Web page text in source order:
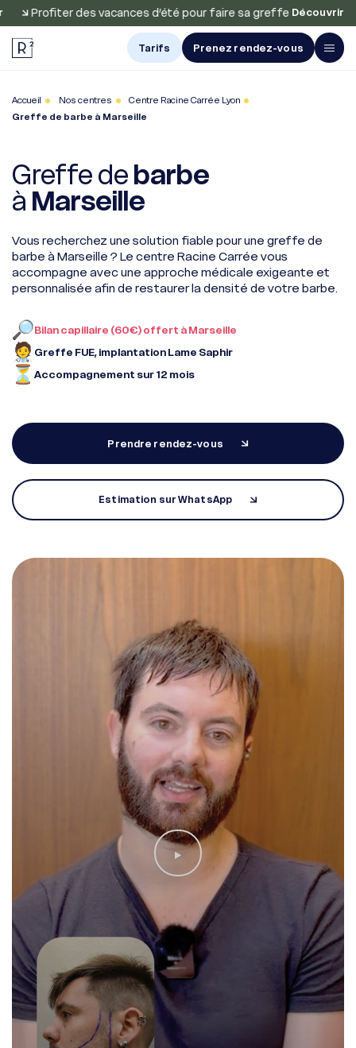
des vacances d’été pour faire sa greffe Découvrir
Avis et
Résultats
cheveux
Greffe
de barbe
Greffe
de sourcils
Traitements
À propos
Nos centres
Diagnostic en ligne
Tarifs Prenez rendez-vous
Accueil Nos centres
Centre Racine Carrée Lyon
Greffe de barbe à Marseille
Greffe debarbe
à Marseille
Vous recherchez une solution fiable pour une greffe de
barbe à Marseille ? Le centre Racine Carrée vous
accompagne avec une approche médicale exigeante et
personnalisée afin de restaurer la densité de votre barbe.
Bilan capillaire (60€) offert à Marseille
Greffe FUE, implantation Lame Saphir
Accompagnement sur 12 mois
Prendre rendez-vous
Estimation sur WhatsApp